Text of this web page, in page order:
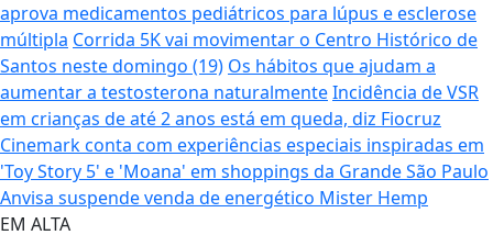
aprova medicamentos pediátricos para lúpus e esclerose
múltipla Corrida 5K vai movimentar o Centro Histórico de
Santos neste domingo (19) Os hábitos que ajudam a
aumentar a testosterona naturalmenteIncidência de VSR
em crianças de até 2 anos está em queda, diz Fiocruz
Cinemark conta com experiências especiais inspiradas em
'Toy Story 5' e 'Moana' em shoppings da Grande São Paulo
Anvisa suspende venda de energético Mister Hemp
EM ALTA